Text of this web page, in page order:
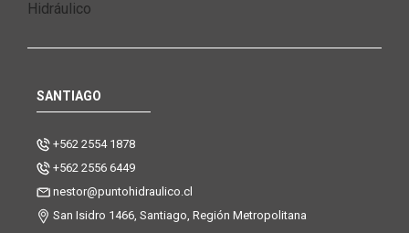
SANTIAGO
+562 2554 1878
+562 2556 6449
nestor@puntohidraulico.cl
San Isidro 1466, Santiago, Región Metropolitana